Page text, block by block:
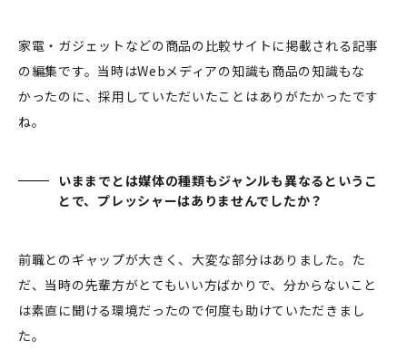
家電・ガジェットなどの商品の比較サイトに掲載される記事
の編集です。当時はWebメディアの知識も商品の知識もな
かったのに、採用していただいたことはありがたかったです
ね。
いままでとは媒体の種類もジャンルも異なるというこ
とで、プレッシャーはありませんでしたか？
前職とのギャップが大きく、大変な部分はありました。た
だ、当時の先輩方がとてもいい方ばかりで、分からないこと
は素直に聞ける環境だったので何度も助けていただきまし
た。